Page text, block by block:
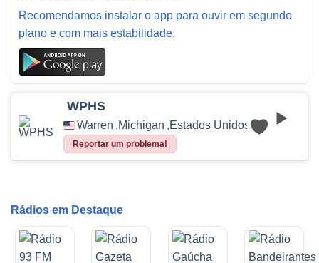
Recomendamos instalar o app para ouvir em segundo
plano e com mais estabilidade.
WPHS
Warren ,Michigan ,Estados Unidos
Reportar um problema!
Rádios em Destaque